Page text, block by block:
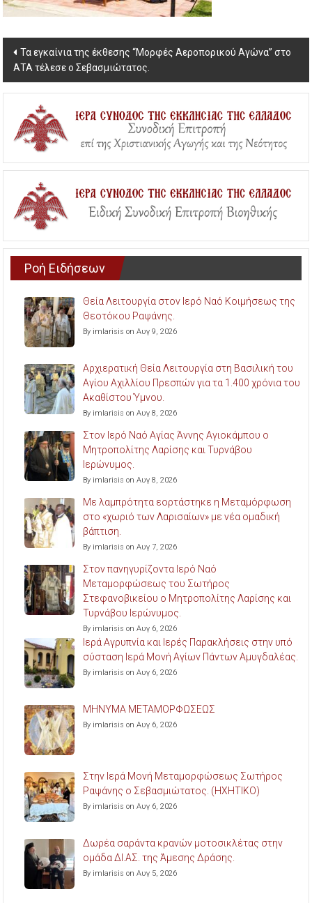
Post
navigation
Τα εγκαίνια της έκθεσης “Μορφές Αεροπορικού Αγώνα” στο
ΑΤΑ τέλεσε ο Σεβασμιώτατος.
Ροή Ειδήσεων
Θεία Λειτουργία στον Ιερό Ναό Κοιμήσεως της
Θεοτόκου Ραψάνης.
By imlarisis on Αυγ 9, 2026
Αρχιερατική Θεία Λειτουργία στη Βασιλική του
Αγίου Αχιλλίου Πρεσπών για τα 1.400 χρόνια του
Ακαθίστου Ύμνου.
By imlarisis on Αυγ 8, 2026
Στον Ιερό Ναό Αγίας Άννης Αγιοκάμπου ο
Μητροπολίτης Λαρίσης και Τυρνάβου
Ιερώνυμος.
By imlarisis on Αυγ 8, 2026
Με λαμπρότητα εορτάστηκε η Μεταμόρφωση
στο «χωριό των Λαρισαίων» με νέα ομαδική
βάπτιση.
By imlarisis on Αυγ 7, 2026
Στον πανηγυρίζοντα Ιερό Ναό
Μεταμορφώσεως του Σωτήρος
Στεφανοβικείου ο Μητροπολίτης Λαρίσης και
Τυρνάβου Ιερώνυμος.
By imlarisis on Αυγ 6, 2026
Ιερά Αγρυπνία και Ιερές Παρακλήσεις στην υπό
σύσταση Ιερά Μονή Αγίων Πάντων Αμυγδαλέας.
By imlarisis on Αυγ 6, 2026
ΜΗΝΥΜΑ ΜΕΤΑΜΟΡΦΩΣΕΩΣ
By imlarisis on Αυγ 6, 2026
Στην Ιερά Μονή Μεταμορφώσεως Σωτήρος
Ραψάνης ο Σεβασμιώτατος. (ΗΧΗΤΙΚΟ)
By imlarisis on Αυγ 6, 2026
Δωρέα σαράντα κρανών μοτοσικλέτας στην
ομάδα ΔΙ.ΑΣ. της Άμεσης Δράσης.
By imlarisis on Αυγ 5, 2026